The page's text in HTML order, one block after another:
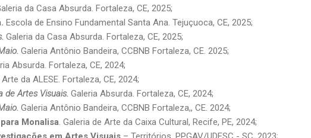
da Casa Absurda. Fortaleza, CE, 2025;
Escola de Ensino Fundamental Santa Ana. Tejuçuoca, CE, 2025;
Galeria da Casa Absurda. Fortaleza, CE, 2025;
Galeria Antônio Bandeira, CCBNB Fortaleza, CE. 2025;
Absurda. Fortaleza, CE, 2024;
da ALESE. Fortaleza, CE, 2024;
de Artes Visuais. Galeria Absurda. Fortaleza, CE, 2024;
Galeria Antônio Bandeira, CCBNB Fortaleza,, CE. 2024;
Monalisa . Galeria de Arte da Caixa Cultural, Recife, PE, 2024;